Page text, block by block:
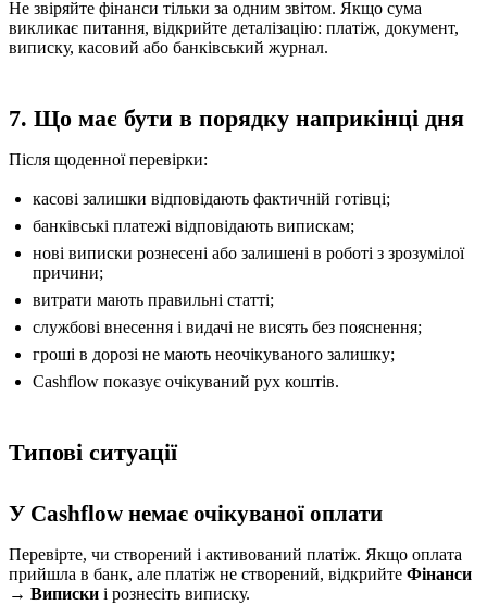
Не звіряйте фінанси тільки за одним звітом. Якщо сума
викликає питання, відкрийте деталізацію: платіж, документ,
виписку, касовий або банківський журнал.
7. Що має бути в порядку наприкінці дня
Після щоденної перевірки:
касові залишки відповідають фактичній готівці;
банківські платежі відповідають випискам;
нові виписки рознесені або залишені в роботі з зрозумілої
причини;
витрати мають правильні статті;
службові внесення і видачі не висять без пояснення;
гроші в дорозі не мають неочікуваного залишку;
Cashflow показує очікуваний рух коштів.
Типові ситуації
У Cashflow немає очікуваної оплати
Перевірте, чи створений і активований платіж. Якщо оплата
прийшла в банк, але платіж не створений, відкрийте Фінанси
→ Виписки і рознесіть виписку.